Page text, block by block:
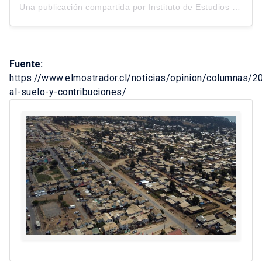
Una publicación compartida por Instituto de Estudios Urbanos y Territoriales UC (@estudiosurbanosuc)
Fuente:
https://www.elmostrador.cl/noticias/opinion/columnas/
al-suelo-y-contribuciones/